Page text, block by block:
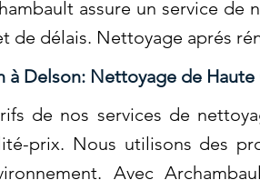
assure un service de
de délais. Nettoyage aprés
à Delson: Nettoyage de Haute
de nos services de
prix. Nous utilisons des
Avec